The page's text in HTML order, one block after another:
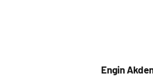
Engin